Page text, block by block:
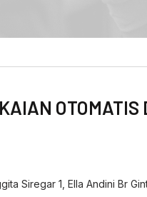
OTOMATIS
Siregar 1, Ella Andini Br